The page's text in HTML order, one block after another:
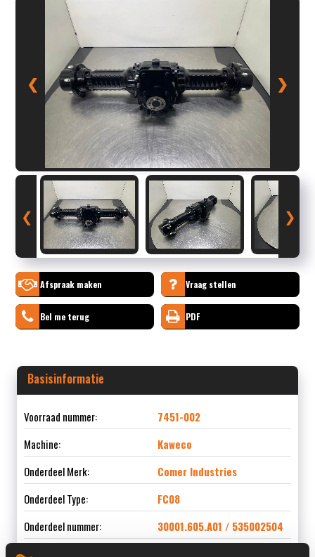
❮ ❯
❮ ❯
Afspraak maken Vraag stellen
Bel me terug PDF
Basisinformatie
Voorraad nummer:
7451-002
Machine:
Kaweco
Onderdeel Merk:
Comer Industries
Onderdeel Type:
FC08
Onderdeel nummer:
30001.605.A01 / 535002504